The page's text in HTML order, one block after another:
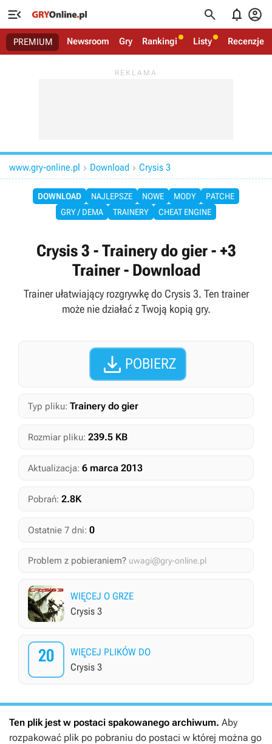
   
PREMIUM Newsroom Gry Rankingi Listy Recenzje
www.gry-online.pl  Download  Crysis 3
DOWNLOAD NAJLEPSZE NOWE MODY
PATCHE
GRY / DEMA
TRAINERY CHEAT ENGINE
Crysis 3 - Trainery do gier - +3
Trainer - Download
Trainer ułatwiający rozgrywkę do Crysis 3. Ten trainer
może nie działać z Twoją kopią gry.
 POBIERZ
Typ pliku: Trainery do gier
Rozmiar pliku: 239.5 KB
Aktualizacja: 6 marca 2013
Pobrań: 2.8K
Ostatnie 7 dni: 0
Problem z pobieraniem? uwagi@gry-online.pl
WIĘCEJ O GRZE
Crysis 3
20
WIĘCEJ PLIKÓW DO
Crysis 3
Ten plik jest w postaci spakowanego archiwum. Aby
rozpakować plik po pobraniu do postaci w której można go